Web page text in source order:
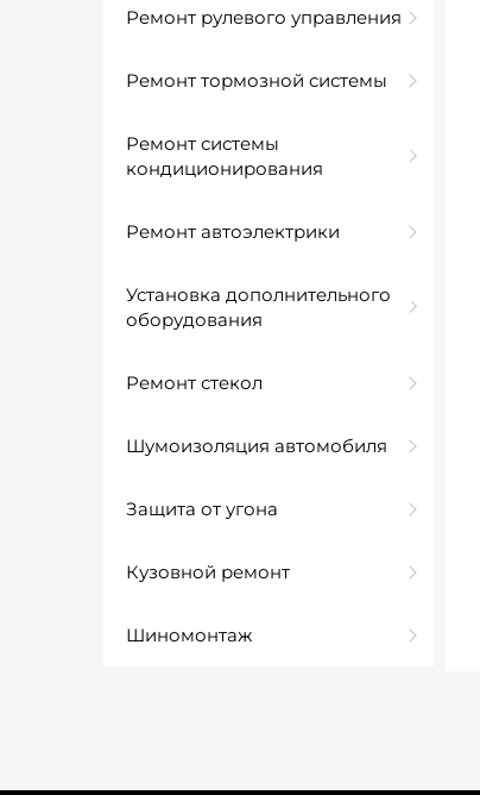
Ремонт рулевого управления
Ремонт тормозной системы
Ремонт системы
кондиционирования
Ремонт автоэлектрики
Установка дополнительного
оборудования
Ремонт стекол
Шумоизоляция автомобиля
Защита от угона
Кузовной ремонт
Шиномонтаж